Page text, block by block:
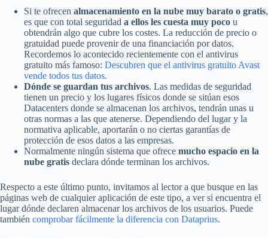
Si te ofrecen almacenamiento en la nube muy barato o gratis,
es que con total seguridad a ellos les cuesta muy poco u
obtendrán algo que cubre los costes. La reducción de precio o
gratuidad puede provenir de una financiación por datos.
Recordemos lo acontecido recientemente con el antivirus
gratuito más famoso: Descubren que el antivirus gratuito Avast
vende todos tus datos.
Dónde se guardan tus archivos. Las medidas de seguridad
tienen un precio y los lugares físicos donde se sitúan esos
Datacenters donde se almacenan los archivos, tendrán unas u
otras normas a las que atenerse. Dependiendo del lugar y la
normativa aplicable, aportarán o no ciertas garantías de
protección de esos datos a las empresas.
Normalmente ningún sistema que ofrece mucho espacio en la
nube gratis declara dónde terminan los archivos.
Respecto a este último punto, invitamos al lector a que busque en las
páginas web de cualquier aplicación de este tipo, a ver si encuentra el
lugar dónde declaren almacenar los archivos de los usuarios. Puede
también comprobar fácilmente la diferencia con Dataprius.